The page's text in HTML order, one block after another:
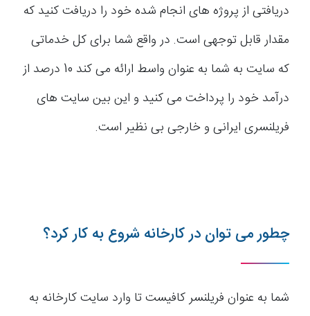
دریافتی از پروژه های انجام شده خود را دریافت کنید که
مقدار قابل توجهی است. در واقع شما برای کل خدماتی
که سایت به شما به عنوان واسط ارائه می کند 10 درصد از
درآمد خود را پرداخت می کنید و این بین سایت های
فریلنسری ایرانی و خارجی بی نظیر است.
چطور می توان در کارخانه شروع به کار کرد؟
شما به عنوان فریلنسر کافیست تا وارد سایت کارخانه به